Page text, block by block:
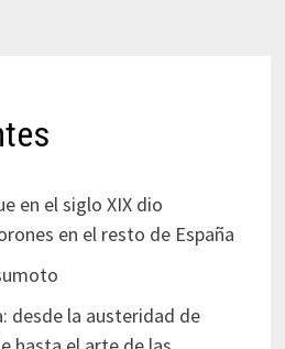
en el siglo XIX dio
en el resto de España
desde la austeridad de